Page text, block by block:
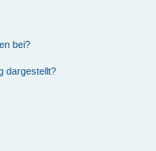
bei?
dargestellt?